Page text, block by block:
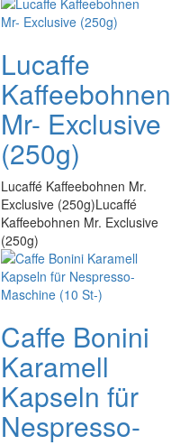
Lucaffe
Kaffeebohnen
Mr- Exclusive
(250g)
Lucaffé Kaffeebohnen Mr.
Exclusive (250g)Lucaffé
Kaffeebohnen Mr. Exclusive
(250g)
Caffe Bonini
Karamell
Kapseln für
Nespresso-